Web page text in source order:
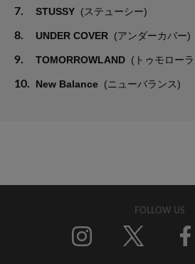
7. STUSSY (ステューシー)
8. UNDER COVER (アンダーカバー)
9. TOMORROWLAND (トゥモロー
10. New Balance (ニューバランス)
FOLLOW US